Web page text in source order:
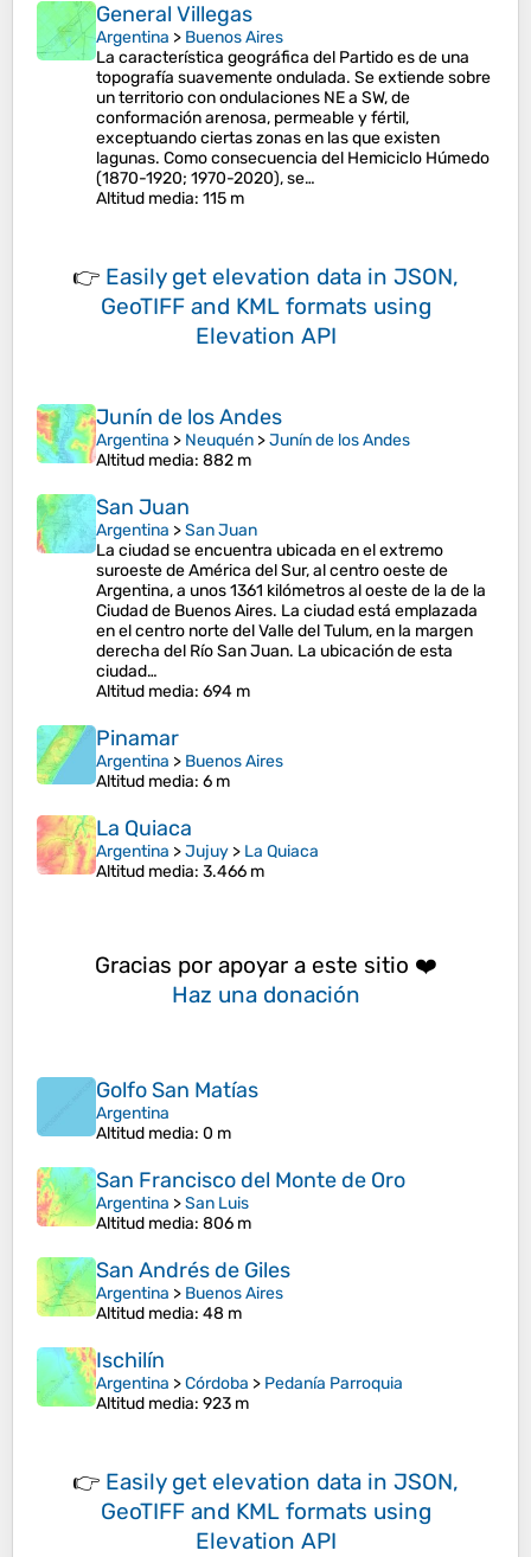
General Villegas
Argentina > Buenos Aires
La característica geográfica del Partido es de una
topografía suavemente ondulada. Se extiende sobre
un territorio con ondulaciones NE a SW, de
conformación arenosa, permeable y fértil,
exceptuando ciertas zonas en las que existen
lagunas. Como consecuencia del Hemiciclo Húmedo
(1870-1920; 1970-2020), se…
Altitud media: 115 m
👉 Easily get elevation data in JSON,
GeoTIFF and KML formats using
Elevation API
Junín de los Andes
Argentina > Neuquén >Junín de los Andes
Altitud media: 882 m
San Juan
Argentina >San Juan
La ciudad se encuentra ubicada en el extremo
suroeste de América del Sur, al centro oeste de
Argentina, a unos 1361 kilómetros al oeste de la de la
Ciudad de Buenos Aires. La ciudad está emplazada
en el centro norte del Valle del Tulum, en la margen
derecha del Río San Juan. La ubicación de esta
ciudad…
Altitud media: 694 m
Pinamar
Argentina > Buenos Aires
Altitud media: 6 m
La Quiaca
Argentina >Jujuy > La Quiaca
Altitud media: 3.466 m
Gracias por apoyar a este sitio ❤️
Haz una donación
Golfo San Matías
Argentina
Altitud media: 0 m
San Francisco del Monte de Oro
Argentina >San Luis
Altitud media: 806 m
San Andrés de Giles
Argentina > Buenos Aires
Altitud media: 48 m
Ischilín
Argentina >Córdoba > Pedanía Parroquia
Altitud media: 923 m
👉 Easily get elevation data in JSON,
GeoTIFF and KML formats using
Elevation API